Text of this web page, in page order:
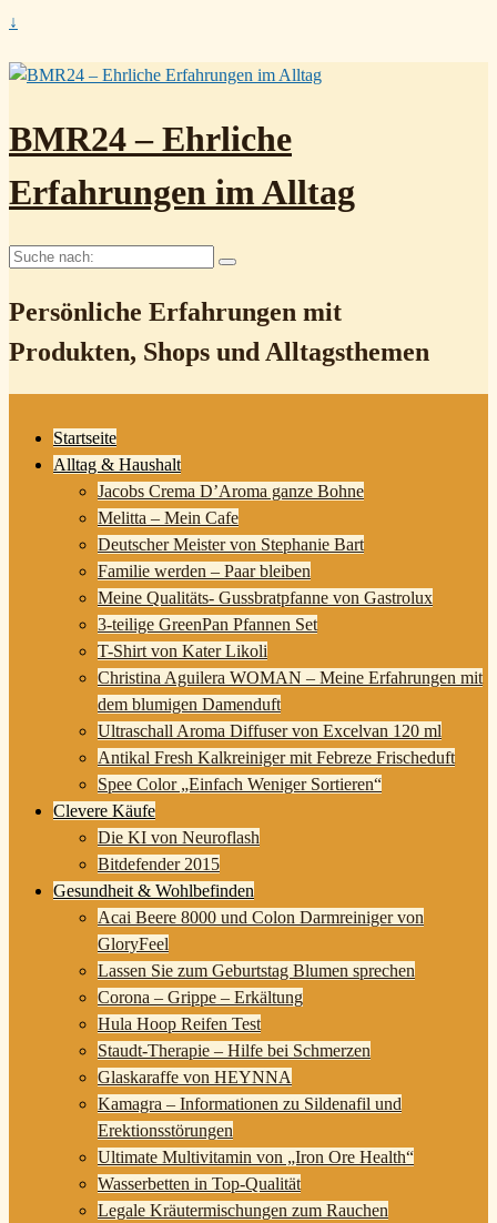
↓
BMR24 – Ehrliche
Erfahrungen im Alltag
Suche
Persönliche Erfahrungen mit
Produkten, Shops und Alltagsthemen
Startseite
Alltag & Haushalt
Jacobs Crema D’Aroma ganze Bohne
Melitta – Mein Cafe
Deutscher Meister von Stephanie Bart
Familie werden – Paar bleiben
Meine Qualitäts- Gussbratpfanne von Gastrolux
3-teilige GreenPan Pfannen Set
T-Shirt von Kater Likoli
Christina Aguilera WOMAN – Meine Erfahrungen mit
dem blumigen Damenduft
Ultraschall Aroma Diffuser von Excelvan 120 ml
Antikal Fresh Kalkreiniger mit Febreze Frischeduft
Spee Color „Einfach Weniger Sortieren“
Clevere Käufe
Die KI von Neuroflash
Bitdefender 2015
Gesundheit & Wohlbefinden
Acai Beere 8000 und Colon Darmreiniger von
GloryFeel
Lassen Sie zum Geburtstag Blumen sprechen
Corona – Grippe – Erkältung
Hula Hoop Reifen Test
Staudt-Therapie – Hilfe bei Schmerzen
Glaskaraffe von HEYNNA
Kamagra – Informationen zu Sildenafil und
Erektionsstörungen
Ultimate Multivitamin von „Iron Ore Health“
Wasserbetten in Top-Qualität
Legale Kräutermischungen zum Rauchen